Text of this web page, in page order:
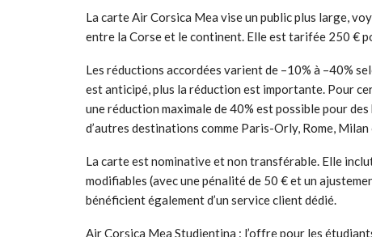
La carte Air Corsica Mea vise un public plus large,
entre la Corse et le continent. Elle est tarifée 250 €
Les réductions accordées varient de –10% à –40%
est anticipé, plus la réduction est importante. Pour
une réduction maximale de 40% est possible pour
d’autres destinations comme Paris-Orly, Rome,
La carte est nominative et non transférable. Elle
modifiables (avec une pénalité de 50 € et un
bénéficient également d’un service client dédié.
Air Corsica Mea Studientina : l’offre pour les